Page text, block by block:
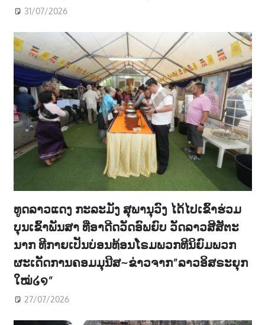
31/07/2026
ທູດລາວແດງ ກະລະມັງ ສຸພານຸວົງ ໄດ້ໄປເຂົ້າຮ່ວມ
ບຸນເຂົ້າພັນສາ ທີ່ອາດີດວັດອົພຍົບ ວັດລາວສີສັຕະ
ນາກ ທີກາຍເປັນບ່ອນທ້ອນໂຣມພວກທີນິຍົມພວກ
ຜະເດັດການຄອມມຸນີສ~ຂ່າວຈາກ”ລາວອິສຣະຍຸກ
ໃໝ່໒໑”
27/07/2026